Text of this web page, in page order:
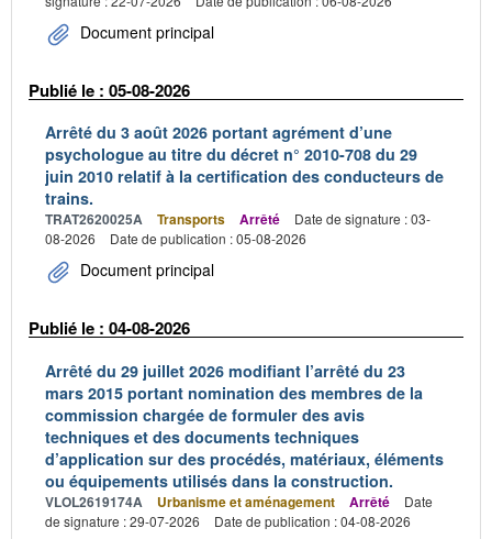
Document principal
Publié le : 05-08-2026
Arrêté du 3 août 2026 portant agrément d’une
psychologue au titre du décret n° 2010-708 du 29
juin 2010 relatif à la certification des conducteurs de
trains.
TRAT2620025A Transports Arrêté
Date de signature : 03-
08-2026
Date de publication : 05-08-2026
Document principal
Publié le : 04-08-2026
Arrêté du 29 juillet 2026 modifiant l’arrêté du 23
mars 2015 portant nomination des membres de la
commission chargée de formuler des avis
techniques et des documents techniques
d’application sur des procédés, matériaux, éléments
ou équipements utilisés dans la construction.
VLOL2619174A Urbanisme et aménagement Arrêté
Date
de signature : 29-07-2026
Date de publication : 04-08-2026